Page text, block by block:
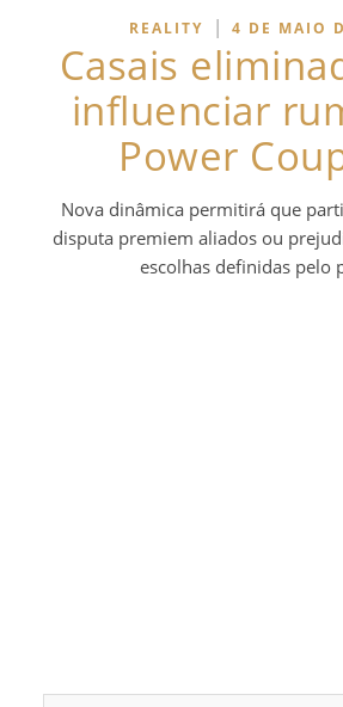
REALITY | 4 DE MAIO
Casais
influenciar
Power
Nova dinâmica permitirá que
disputa premiem aliados ou
escolhas definidas pelo